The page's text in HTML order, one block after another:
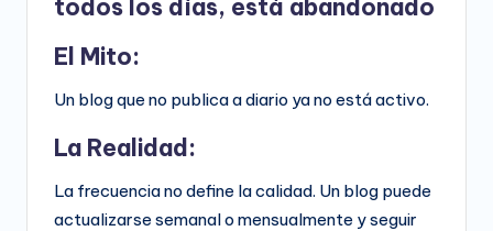
todos los días, está abandonado
El Mito:
Un blog que no publica a diario ya no está activo.
La Realidad:
La frecuencia no define la calidad. Un blog puede
actualizarse semanal o mensualmente y seguir